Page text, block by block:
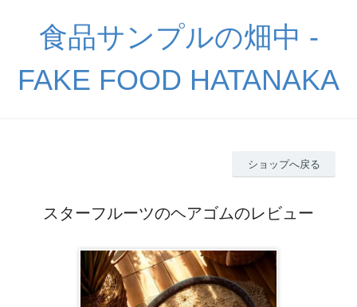
食品サンプルの畑中 -
FAKE FOOD HATANAKA
ショップへ戻る
スターフルーツのヘアゴムのレビュー